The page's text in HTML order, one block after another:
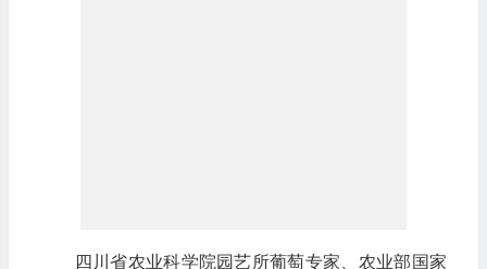
四川省农业科学院园艺所葡萄专家、农业部国家